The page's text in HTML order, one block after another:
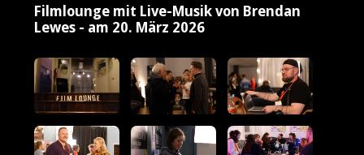
Filmlounge mit Live-Musik von Brendan
Lewes - am 20. März 2026